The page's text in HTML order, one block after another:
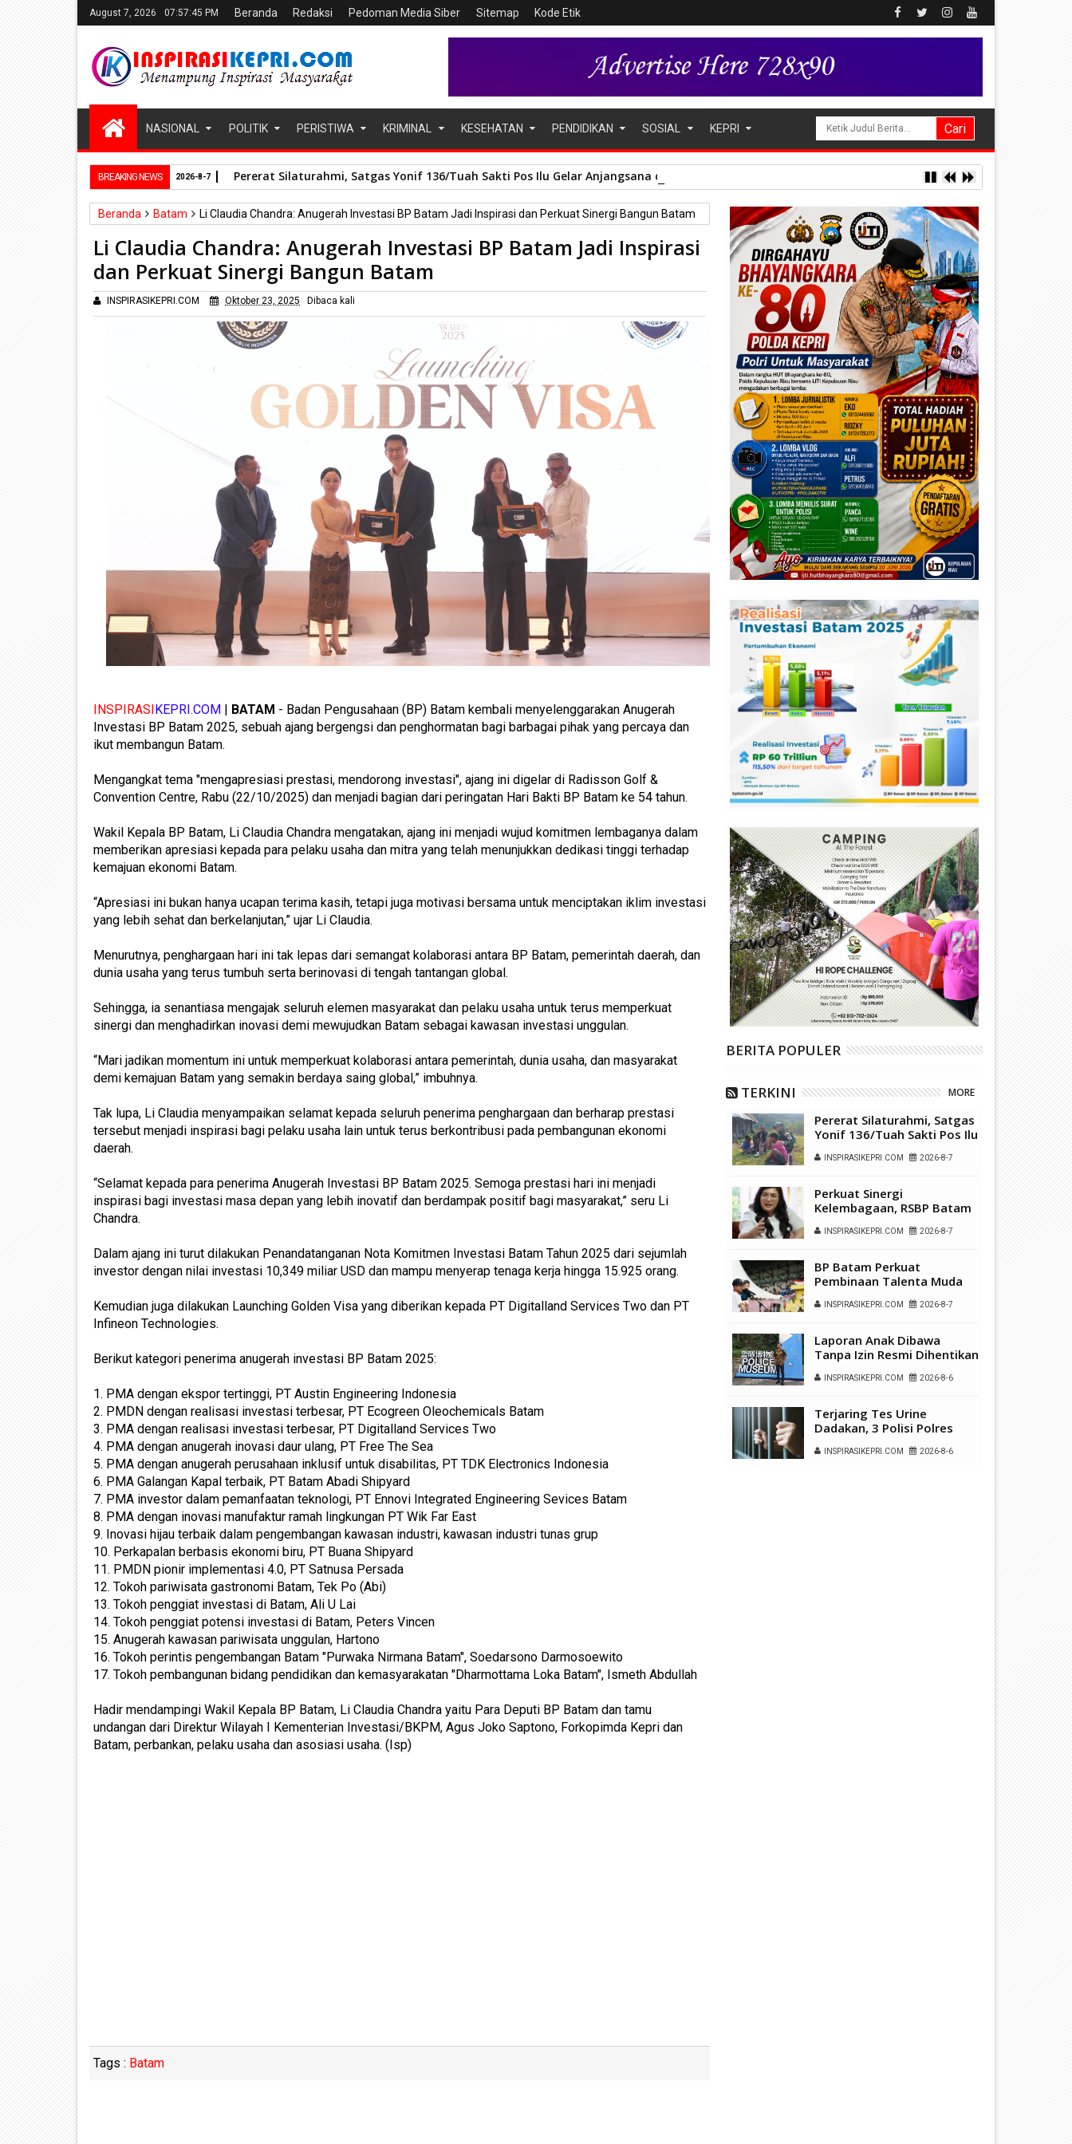
August 7, 2026 07:57:46 PM Beranda Redaksi Pedoman Media Siber Sitemap Kode Etik
NASIONAL POLITIK PERISTIWA KRIMINAL KESEHATAN PENDIDIKAN SOSIAL KEPRI
BREAKING NEWS Pererat Silaturahmi, Satgas Yonif 136/Tuah Sakti Pos Ilu Gelar Anjangsana di Kampung Alukme
2026-8-7
Beranda Batam Li Claudia Chandra: Anugerah Investasi BP Batam Jadi Inspirasi dan Perkuat Sinergi Bangun Batam
Li Claudia Chandra: Anugerah Investasi BP Batam Jadi Inspirasi
dan Perkuat Sinergi Bangun Batam
INSPIRASIKEPRI.COM Oktober 23, 2025 Dibaca kali
INSPIRASIKEPRI.COM | BATAM - Badan Pengusahaan (BP) Batam kembali menyelenggarakan Anugerah
Investasi BP Batam 2025, sebuah ajang bergengsi dan penghormatan bagi barbagai pihak yang percaya dan
ikut membangun Batam.
Mengangkat tema "mengapresiasi prestasi, mendorong investasi", ajang ini digelar di Radisson Golf &
Convention Centre, Rabu (22/10/2025) dan menjadi bagian dari peringatan Hari Bakti BP Batam ke 54 tahun.
Wakil Kepala BP Batam, Li Claudia Chandra mengatakan, ajang ini menjadi wujud komitmen lembaganya dalam
memberikan apresiasi kepada para pelaku usaha dan mitra yang telah menunjukkan dedikasi tinggi terhadap
kemajuan ekonomi Batam.
“Apresiasi ini bukan hanya ucapan terima kasih, tetapi juga motivasi bersama untuk menciptakan iklim investasi
yang lebih sehat dan berkelanjutan,” ujar Li Claudia.
Menurutnya, penghargaan hari ini tak lepas dari semangat kolaborasi antara BP Batam, pemerintah daerah, dan
dunia usaha yang terus tumbuh serta berinovasi di tengah tantangan global.
Sehingga, ia senantiasa mengajak seluruh elemen masyarakat dan pelaku usaha untuk terus memperkuat
sinergi dan menghadirkan inovasi demi mewujudkan Batam sebagai kawasan investasi unggulan.
“Mari jadikan momentum ini untuk memperkuat kolaborasi antara pemerintah, dunia usaha, dan masyarakat
demi kemajuan Batam yang semakin berdaya saing global,” imbuhnya.
Tak lupa, Li Claudia menyampaikan selamat kepada seluruh penerima penghargaan dan berharap prestasi
tersebut menjadi inspirasi bagi pelaku usaha lain untuk terus berkontribusi pada pembangunan ekonomi
daerah.
“Selamat kepada para penerima Anugerah Investasi BP Batam 2025. Semoga prestasi hari ini menjadi
inspirasi bagi investasi masa depan yang lebih inovatif dan berdampak positif bagi masyarakat,” seru Li
Chandra.
Dalam ajang ini turut dilakukan Penandatanganan Nota Komitmen Investasi Batam Tahun 2025 dari sejumlah
investor dengan nilai investasi 10,349 miliar USD dan mampu menyerap tenaga kerja hingga 15.925 orang.
Kemudian juga dilakukan Launching Golden Visa yang diberikan kepada PT Digitalland Services Two dan PT
Infineon Technologies.
Berikut kategori penerima anugerah investasi BP Batam 2025:
1. PMA dengan ekspor tertinggi, PT Austin Engineering Indonesia
2. PMDN dengan realisasi investasi terbesar, PT Ecogreen Oleochemicals Batam
3. PMA dengan realisasi investasi terbesar, PT Digitalland Services Two
4. PMA dengan anugerah inovasi daur ulang, PT Free The Sea
5. PMA dengan anugerah perusahaan inklusif untuk disabilitas, PT TDK Electronics Indonesia
6. PMA Galangan Kapal terbaik, PT Batam Abadi Shipyard
7. PMA investor dalam pemanfaatan teknologi, PT Ennovi Integrated Engineering Sevices Batam
8. PMA dengan inovasi manufaktur ramah lingkungan PT Wik Far East
9. Inovasi hijau terbaik dalam pengembangan kawasan industri, kawasan industri tunas grup
10. Perkapalan berbasis ekonomi biru, PT Buana Shipyard
11. PMDN pionir implementasi 4.0, PT Satnusa Persada
12. Tokoh pariwisata gastronomi Batam, Tek Po (Abi)
13. Tokoh penggiat investasi di Batam, Ali U Lai
14. Tokoh penggiat potensi investasi di Batam, Peters Vincen
15. Anugerah kawasan pariwisata unggulan, Hartono
16. Tokoh perintis pengembangan Batam "Purwaka Nirmana Batam", Soedarsono Darmosoewito
17. Tokoh pembangunan bidang pendidikan dan kemasyarakatan "Dharmottama Loka Batam", Ismeth Abdullah
Hadir mendampingi Wakil Kepala BP Batam, Li Claudia Chandra yaitu Para Deputi BP Batam dan tamu
undangan dari Direktur Wilayah I Kementerian Investasi/BKPM, Agus Joko Saptono, Forkopimda Kepri dan
Batam, perbankan, pelaku usaha dan asosiasi usaha. (Isp)
Tags : Batam
BERITA POPULER
TERKINI MORE
Pererat Silaturahmi, Satgas
Yonif 136/Tuah Sakti Pos Ilu
Kampung Alukme
INSPIRASIKEPRI.COM 2026-8-7
Perkuat Sinergi
Kelembagaan, RSBP Batam
Pelayanan dan
INSPIRASIKEPRI.COM 2026-8-7
BP Batam Perkuat
Pembinaan Talenta Muda
International Grassroot
INSPIRASIKEPRI.COM 2026-8-7
Laporan Anak Dibawa
Tanpa Izin Resmi Dihentikan
Sengketa Hak Asuh
INSPIRASIKEPRI.COM 2026-8-6
Terjaring Tes Urine
Dadakan, 3 Polisi Polres
SabuINSPIRASIKEPRI.COM 2026-8-6